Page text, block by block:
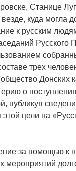
Станице
куда могла
к русским
трех
Донских
о
публикуя
цели на
за помощью к
мероприятий